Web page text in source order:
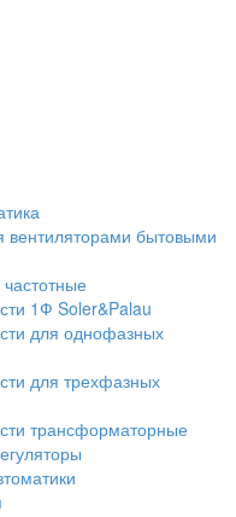
вентиляторами бытовыми
1Ф Soler&Palau
для однофазных
для трехфазных
трансформаторные